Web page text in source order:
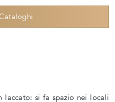
laccato: si fa spazio nei locali